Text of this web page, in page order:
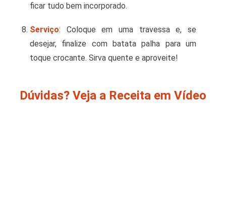
ficar tudo bem incorporado.
Serviço: Coloque em uma travessa e, se
desejar, finalize com batata palha para um
toque crocante. Sirva quente e aproveite!
Dúvidas? Veja a Receita em Vídeo